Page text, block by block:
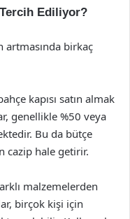
Ediliyor?
artmasında birkaç
kapısı satın almak
genellikle %50 veya
Bu da bütçe
cazip hale getirir.
malzemelerden
birçok kişi için